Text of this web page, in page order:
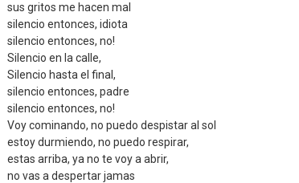
sus gritos me hacen mal
silencio entonces, idiota
silencio entonces, no!
Silencio en la calle,
Silencio hasta el final,
silencio entonces, padre
silencio entonces, no!
Voy cominando, no puedo despistar al sol
estoy durmiendo, no puedo respirar,
estas arriba, ya no te voy a abrir,
no vas a despertar jamas